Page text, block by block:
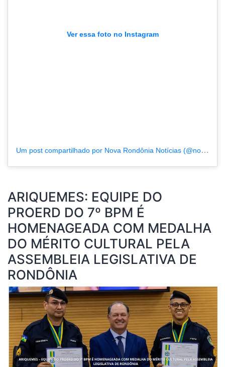
Ver essa foto no Instagram
Um post compartilhado por Nova Rondônia Notícias (@novarondonia)
ARIQUEMES: EQUIPE DO
PROERD DO 7º BPM É
HOMENAGEADA COM MEDALHA
DO MÉRITO CULTURAL PELA
ASSEMBLEIA LEGISLATIVA DE
RONDÔNIA